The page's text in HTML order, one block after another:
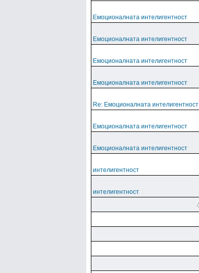
Емоционалната интелигентност
Емоционалната интелигентност
Емоционалната интелигентност
Емоционалната интелигентност
Re: Емоционалната интелигентност
Емоционалната интелигентност
Емоционалната интелигентност
интелигентност
интелигентност